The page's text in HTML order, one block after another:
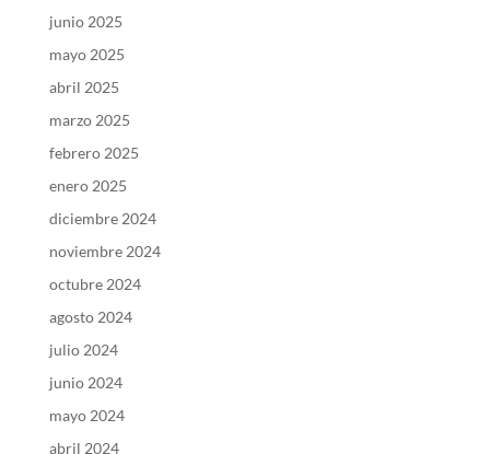
junio 2025
mayo 2025
abril 2025
marzo 2025
febrero 2025
enero 2025
diciembre 2024
noviembre 2024
octubre 2024
agosto 2024
julio 2024
junio 2024
mayo 2024
abril 2024